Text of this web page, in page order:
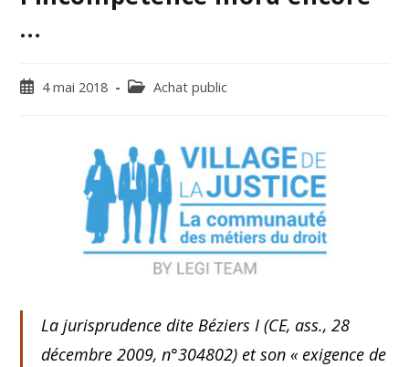
…
4 mai 2018 Achat public
La jurisprudence dite Béziers I(CE, ass., 28
décembre 2009, n°304802) et son « exigence de